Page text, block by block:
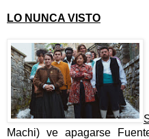
LO NUNCA VISTO
Machi) ve apagarse